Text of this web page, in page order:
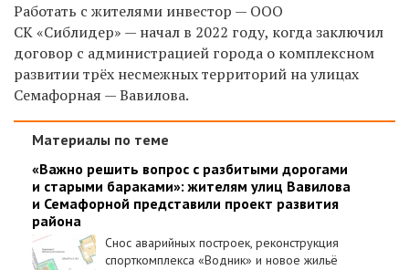
Работать с жителями инвестор — ООО
СК «Сиблидер» — начал в 2022 году, когда заключил
договор с администрацией города о комплексном
развитии трёх несмежных территорий на улицах
Семафорная — Вавилова.
Материалы по теме
«Важно решить вопрос с разбитыми дорогами
и старыми бараками»: жителям улиц Вавилова
и Семафорной представили проект развития
района
Снос аварийных построек, реконструкция
спорткомплекса «Водник» и новое жильё